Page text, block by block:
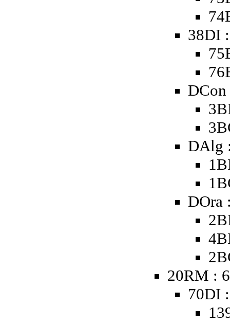
38DI
DCon
DAlg
DOra
20RM :
70DI :